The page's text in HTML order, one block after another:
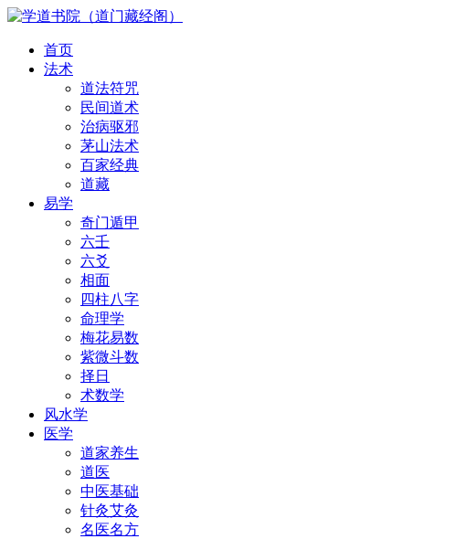
首页
法术
道法符咒
民间道术
治病驱邪
茅山法术
百家经典
道藏
易学
奇门遁甲
六壬
六爻
相面
四柱八字
命理学
梅花易数
紫微斗数
择日
术数学
风水学
医学
道家养生
道医
中医基础
针灸艾灸
名医名方